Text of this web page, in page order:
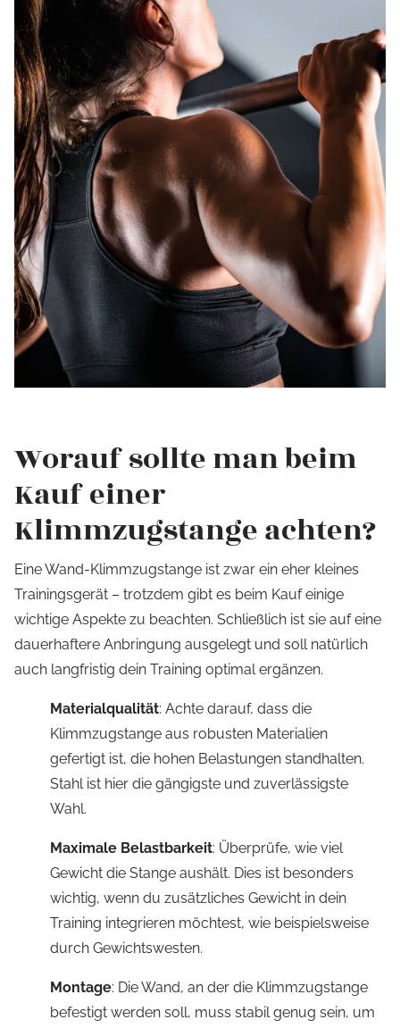
Worauf sollte man beim
Kauf einer
Klimmzugstange achten?
Eine Wand-Klimmzugstange ist zwar ein eher kleines
Trainingsgerät – trotzdem gibt es beim Kauf einige
wichtige Aspekte zu beachten. Schließlich ist sie auf eine
dauerhaftere Anbringung ausgelegt und soll natürlich
auch langfristig dein Training optimal ergänzen.
Materialqualität: Achte darauf, dass die
Klimmzugstange aus robusten Materialien
gefertigt ist, die hohen Belastungen standhalten.
Stahl ist hier die gängigste und zuverlässigste
Wahl.
Maximale Belastbarkeit: Überprüfe, wie viel
Gewicht die Stange aushält. Dies ist besonders
wichtig, wenn du zusätzliches Gewicht in dein
Training integrieren möchtest, wie beispielsweise
durch Gewichtswesten.
Montage: Die Wand, an der die Klimmzugstange
befestigt werden soll, muss stabil genug sein, um